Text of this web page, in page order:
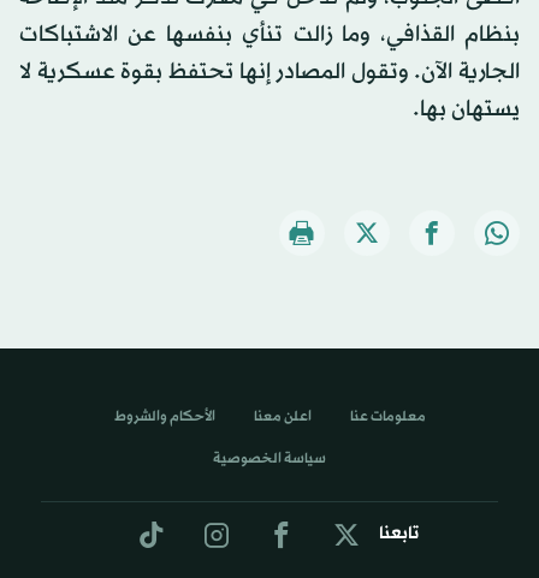
بنظام القذافي، وما زالت تنأي بنفسها عن الاشتباكات
الجارية الآن. وتقول المصادر إنها تحتفظ بقوة عسكرية لا
يستهان بها.
تابعنا
معلومات عنا اعلن معنا الأحكام والشروط
سياسة الخصوصية